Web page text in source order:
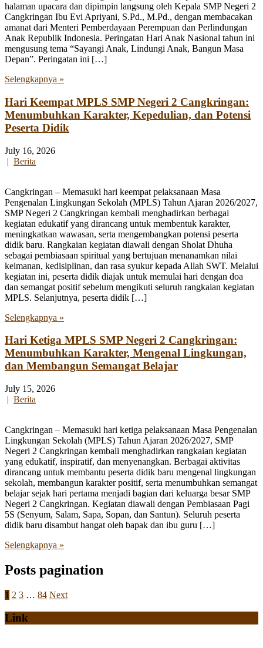
halaman upacara dan dipimpin langsung oleh Kepala SMP Negeri 2
Cangkringan Ibu Evi Apriyani, S.Pd., M.Pd., dengan membacakan
amanat dari Menteri Pemberdayaan Perempuan dan Perlindungan
Anak Republik Indonesia. Peringatan Hari Anak Nasional tahun ini
mengusung tema “Sayangi Anak, Lindungi Anak, Bangun Masa
Depan”. Peringatan ini […]
Selengkapnya »
Hari Keempat MPLS SMP Negeri 2 Cangkringan:
Menumbuhkan Karakter, Kepedulian, dan Potensi
Peserta Didik
July 16, 2026
| Berita
Cangkringan – Memasuki hari keempat pelaksanaan Masa
Pengenalan Lingkungan Sekolah (MPLS) Tahun Ajaran 2026/2027,
SMP Negeri 2 Cangkringan kembali menghadirkan berbagai
kegiatan edukatif yang dirancang untuk membentuk karakter,
meningkatkan wawasan, serta mengembangkan potensi peserta
didik baru. Rangkaian kegiatan diawali dengan Sholat Dhuha
sebagai pembiasaan spiritual yang bertujuan menanamkan nilai
keimanan, kedisiplinan, dan rasa syukur kepada Allah SWT. Melalui
kegiatan ini, peserta didik diajak untuk memulai hari dengan doa
dan semangat positif sebelum mengikuti seluruh rangkaian kegiatan
MPLS. Selanjutnya, peserta didik […]
Selengkapnya »
Hari Ketiga MPLS SMP Negeri 2 Cangkringan:
Menumbuhkan Karakter, Mengenal Lingkungan,
dan Membangun Semangat Belajar
July 15, 2026
| Berita
Cangkringan – Memasuki hari ketiga pelaksanaan Masa Pengenalan
Lingkungan Sekolah (MPLS) Tahun Ajaran 2026/2027, SMP
Negeri 2 Cangkringan kembali menghadirkan rangkaian kegiatan
yang edukatif, inspiratif, dan menyenangkan. Berbagai aktivitas
dirancang untuk membantu peserta didik baru mengenal lingkungan
sekolah, membangun karakter positif, serta menumbuhkan semangat
belajar sejak hari pertama menjadi bagian dari keluarga besar SMP
Negeri 2 Cangkringan. Kegiatan diawali dengan Pembiasaan Pagi
5S (Senyum, Salam, Sapa, Sopan, dan Santun). Seluruh peserta
didik baru disambut hangat oleh bapak dan ibu guru […]
Selengkapnya »
Posts pagination
1 2 3 … 84 Next
Link